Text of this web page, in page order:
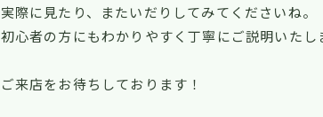
実際に見たり、またいだりしてみてくださいね。
初心者の方にもわかりやすく丁寧にご説明いたし
ご来店をお待ちしております！